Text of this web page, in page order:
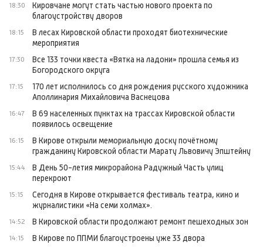
18:30
Кировчане могут стать частью нового проекта по
благоустройству дворов
18:15
В лесах Кировской области проходят биотехнические
мероприятия
17:30
Все 133 точки квеста «Вятка на ладони» прошла семья из
Богородского округа
17:15
170 лет исполнилось со дня рождения русского художника
Аполлинария Михайловича Васнецова
16:47
В 69 населенных пунктах на трассах Кировской области
появилось освещение
16:15
В Кирове открыли мемориальную доску почётному
гражданину Кировской области Марату Львовичу Эпштейну
15:44
В День 50-летия микрорайона Радужный Часть улиц
перекроют
15:15
Сегодня в Кирове открывается фестиваль театра, кино и
журналистики «На семи холмах».
14:52 В Кировской области продолжают ремонт пешеходных зон
14:15 В Кирове по ППМИ благоустроены уже 33 двора